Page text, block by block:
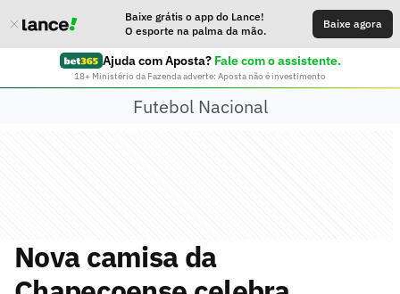
Baixe grátis o app do Lance!
O esporte na palma da mão.
Baixe agora
Ajuda com Aposta? Fale com o assistente.
18+ Ministério da Fazenda adverte: Aposta não é investimento
Futebol Nacional
Nova camisa da